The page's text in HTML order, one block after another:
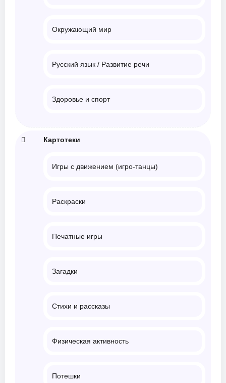
Окружающий мир
Русский язык / Развитие речи
Здоровье и спорт
Картотеки
Игры с движением (игро-танцы)
Раскраски
Печатные игры
Загадки
Стихи и рассказы
Физическая активность
Потешки